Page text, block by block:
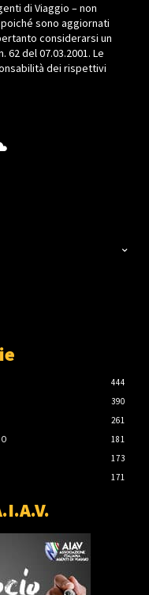
di Viaggio – non
sono aggiornati
considerarsi un
del 07.03.2001. Le
dei rispettivi
444
390
261
181
173
171